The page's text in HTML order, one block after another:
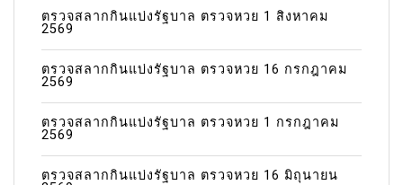
ตรวจสลากกินแบ่งรัฐบาล ตรวจหวย 1 สิงหาคม
2569
ตรวจสลากกินแบ่งรัฐบาล ตรวจหวย 16 กรกฎาคม
2569
ตรวจสลากกินแบ่งรัฐบาล ตรวจหวย 1 กรกฎาคม
2569
ตรวจสลากกินแบ่งรัฐบาล ตรวจหวย 16 มิถุนายน